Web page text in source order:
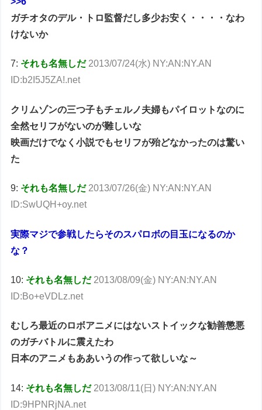
ガチオタのデル・トロ監督だし多少お安く・・・・なわ
けないか
7: それも名無しだ 2013/07/24(水) NY:AN:NY.AN
ID:b2I5J5ZA!.net
クリムゾンの三つ子もチェルノ夫婦もパイロットなのに
全然セリフがないのが難しいな
映画だけでなく小説でもセリフが殆どなかったのは驚い
た
9: それも名無しだ 2013/07/26(金) NY:AN:NY.AN
ID:SwUQH+oy.net
実際マジで参戦したらそのスパロボの目玉になるのか
な？
10: それも名無しだ 2013/08/09(金) NY:AN:NY.AN
ID:Bo+eVDLz.net
むしろ最近のロボアニメにはないストイックな勧善懲悪
のガチバトルに震えたわ
日本のアニメもああいうの作って欲しいな～
14: それも名無しだ 2013/08/11(日) NY:AN:NY.AN
ID:9HPNRjNA.net